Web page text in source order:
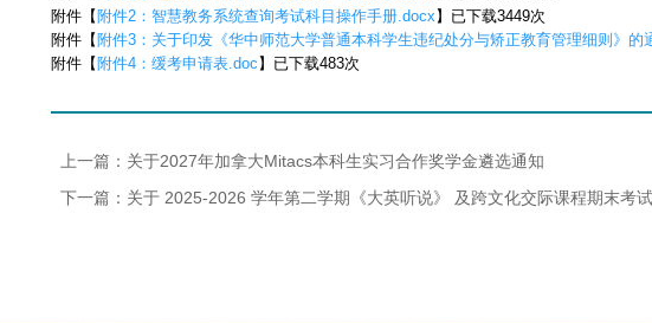
附件【 附件2：智慧教务系统查询考试科目操作手册.docx 】已下载3449次
附件【 附件3：关于印发《华中师范大学普通本科学生违纪处分与矫正教育管理细则》的
附件【 附件4：缓考申请表.doc 】已下载483次
上一篇：关于2027年加拿大Mitacs本科生实习合作奖学金遴选通知
下一篇：关于 2025-2026 学年第二学期《大英听说》 及跨文化交际课程期末考